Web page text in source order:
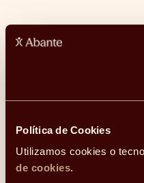
Política de Cookies
Utilizamos cookies o
de cookies.